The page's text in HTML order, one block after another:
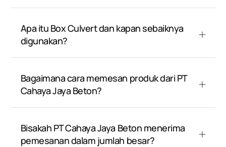
Apa itu Box Culvert dan kapan sebaiknya
digunakan?
Bagaimana cara memesan produk dari PT
Cahaya Jaya Beton?
Bisakah PT Cahaya Jaya Beton menerima
pemesanan dalam jumlah besar?